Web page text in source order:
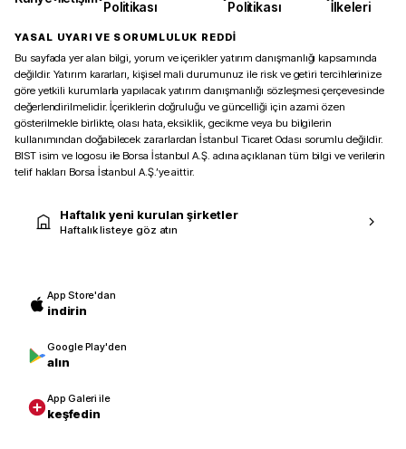
Politikası
Politikası
İlkeleri
YASAL UYARI VE SORUMLULUK REDDİ
Bu sayfada yer alan bilgi, yorum ve içerikler yatırım danışmanlığı kapsamında
değildir. Yatırım kararları, kişisel mali durumunuz ile risk ve getiri tercihlerinize
göre yetkili kurumlarla yapılacak yatırım danışmanlığı sözleşmesi çerçevesinde
değerlendirilmelidir. İçeriklerin doğruluğu ve güncelliği için azami özen
gösterilmekle birlikte, olası hata, eksiklik, gecikme veya bu bilgilerin
kullanımından doğabilecek zararlardan İstanbul Ticaret Odası sorumlu değildir.
BIST isim ve logosu ile Borsa İstanbul A.Ş. adına açıklanan tüm bilgi ve verilerin
telif hakları Borsa İstanbul A.Ş.’ye aittir.
Haftalık yeni kurulan şirketler
Haftalık listeye göz atın
App Store'dan
indirin
Google Play'den
alın
App Galeri ile
keşfedin